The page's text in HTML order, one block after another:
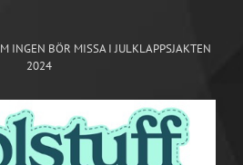
INGEN BÖR MISSA I JULKLAPPSJAKTEN
2024